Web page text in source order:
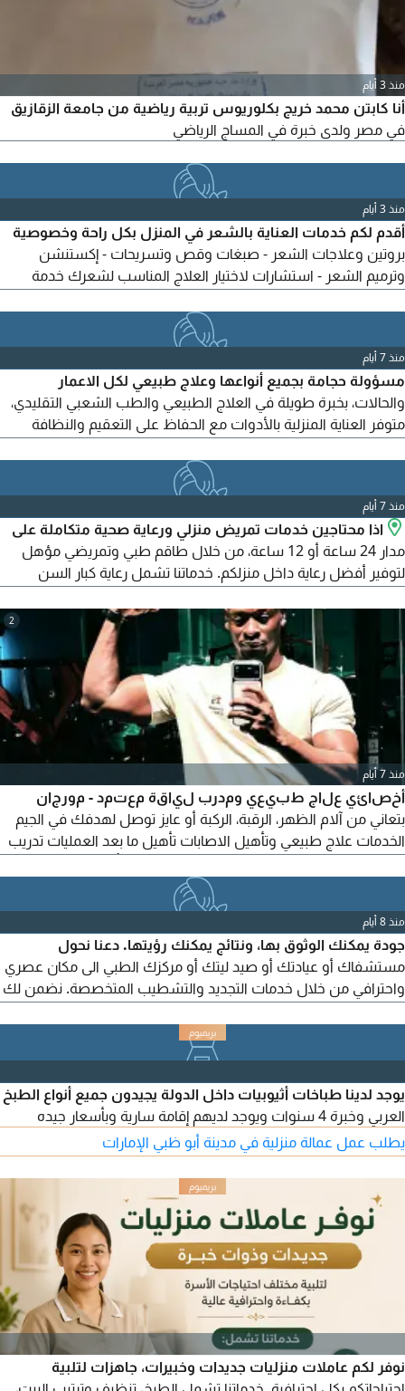
منذ 3 أيام
أنا كابتن محمد خريج بكلوريوس تربية رياضية من جامعة الزقازيق
في مصر ولدى خبرة في المساج الرياضي
منذ 3 أيام
أقدم لكم خدمات العناية بالشعر في المنزل بكل راحة وخصوصية
بروتين وعلاجات الشعر - صبغات وقص وتسريحات - إكستنشن
وترميم الشعر - استشارات لاختيار العلاج المناسب لشعرك خدمة
منذ 7 أيام
مسؤولة حجامة بجميع أنواعها وعلاج طبيعي لكل الاعمار
والحالات، بخبرة طويلة في العلاج الطبيعي والطب الشعبي التقليدي،
متوفر العناية المنزلية بالأدوات مع الحفاظ على التعقيم والنظافة
منذ 7 أيام
اذا محتاجين خدمات تمريض منزلي ورعاية صحية متكاملة على
مدار 24 ساعة أو 12 ساعة، من خلال طاقم طبي وتمريضي مؤهل
لتوفير أفضل رعاية داخل منزلكم. خدماتنا تشمل رعاية كبار السن
(العناية الشخصية - قياس العلامات الحيوية - اعطاء الادوية - المتابعة
الطبية اليومية رعاية حديثي الولادة والأمهات بعد الولادة تمريض
منزلي للحالات الخاصة أنابيب تغذية - قساطر - حقن - تبديل جروح -
علاج قرح الفراش
2
منذ 7 أيام
أخصائي علاج طبيعي ومدرب لياقة معتمد - مورجان
بتعاني من آلام الظهر، الرقبة، الركبة أو عايز توصل لهدفك في الجيم
الخدمات علاج طبيعي وتأهيل الاصابات تأهيل ما بعد العمليات تدريب
شخصي 1vs1 - خسارة دهون + بناء عضل برامج تأهيل رياضي
المميزات تقييم كامل + برنامج متفصل عليك - متابعة يومية - جلسات
في مورجان للحجز صحتك وجسمك مسؤوليتي
منذ 8 أيام
جودة يمكنك الوثوق بها، ونتائج يمكنك رؤيتها. دعنا نحول
مستشفاك أو عيادتك أو صيد ليتك أو مركزك الطبي الى مكان عصري
واحترافي من خلال خدمات التجديد والتشطيب المتخصصة. نضمن لك
احصل على خصم 30 على أول مشروع، بالاضافة الى ضمان خدمة
يوجد لدينا طباخات أثيوبيات داخل الدولة يجيدون جميع أنواع الطبخ
العربي وخبرة 4 سنوات ويوجد لديهم إقامة سارية وبأسعار جيده
يطلب عمل عمالة منزلية في مدينة أبو ظبي الإمارات
نوفر لكم عاملات منزليات جديدات وخبيرات، جاهزات لتلبية